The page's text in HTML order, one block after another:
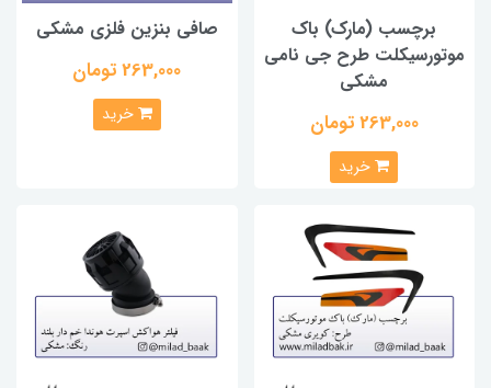
برچسب (مارک) باک
موتورسیکلت طرح جی نامی
مشکی
263,000 تومان
خرید
صافی بنزین فلزی مشکی
263,000 تومان
خرید